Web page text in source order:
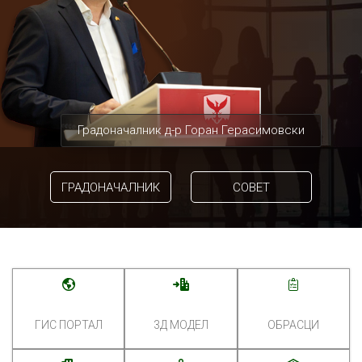
Градоначалник д-р Горан Герасимовски
ГРАДОНАЧАЛНИК СОВЕТ
ГИС ПОРТАЛ 3Д МОДЕЛ ОБРАСЦИ